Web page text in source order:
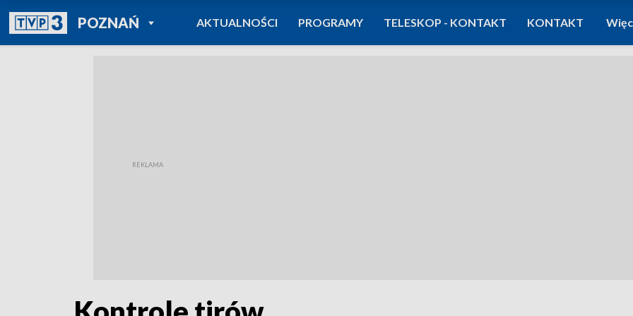
POZNAŃPOWRÓT DO
TVP REGIONY
AKTUALNOŚCI PROGRAMY TELESKOP - KONTAKT KONTAKT